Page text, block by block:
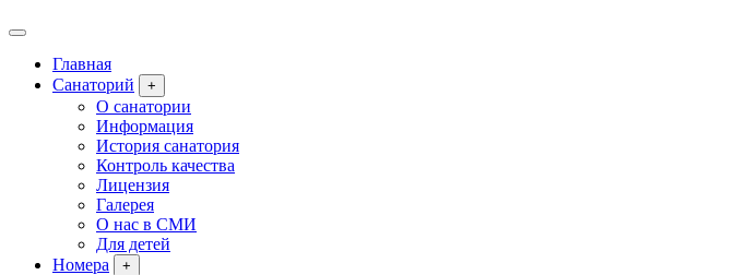
Главная
Санаторий
+
О санатории
Информация
История санатория
Контроль качества
Лицензия
Галерея
О нас в СМИ
Для детей
Номера
+